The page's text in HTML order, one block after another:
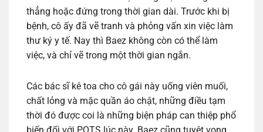
thẳng hoặc đứng trong thời gian dài. Trước khi bị
bệnh, cô ấy đã vẽ tranh và phỏng vấn xin việc làm
thư ký y tế. Nay thì Baez không còn có thể làm
việc, và chỉ vẽ trong một thời gian ngắn.
Các bác sĩ kê toa cho cô gái này uống viên muối,
chất lỏng và mặc quần áo chật, những điều tạm
thời đó được coi là những biện pháp can thiệp phổ